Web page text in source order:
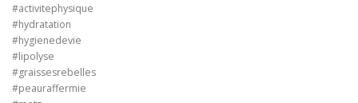
#activitephysique
#hydratation
#hygienedevie
#lipolyse
#graissesrebelles
#peauraffermie